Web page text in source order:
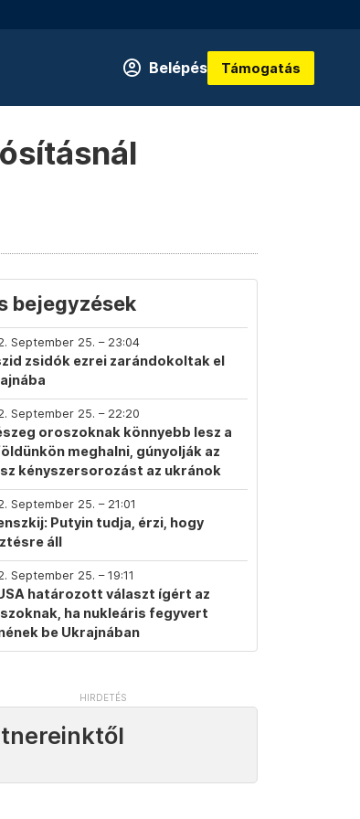
Belépés Támogatás
bejegyzések
September 25. – 23:04
zsidók ezrei zarándokoltak el
September 25. – 22:20
oroszoknak könnyebb lesz a
meghalni, gúnyolják az
kényszersorozást az ukránok
September 25. – 21:01
Putyin tudja, érzi, hogy
áll
September 25. – 19:11
határozott választ ígért az
ha nukleáris fegyvert
be Ukrajnában